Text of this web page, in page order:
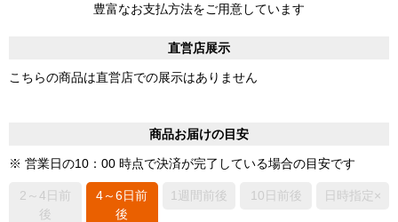
豊富なお支払方法をご用意しています
直営店展示
こちらの商品は直営店での展示はありません
商品お届けの目安
※ 営業日の10：00 時点で決済が完了している場合の目安です
2～4日前
後
4～6日前
後
1週間前後 10日前後 日時指定×